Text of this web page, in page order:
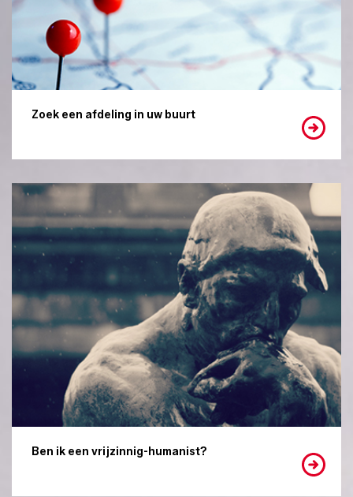
Zoek een afdeling in uw buurt
Ben ik een vrijzinnig-humanist?